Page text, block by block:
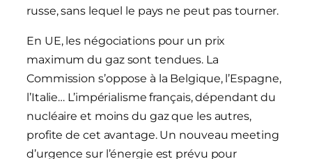
russe, sans lequel le pays ne peut pas tourner.
En UE, les négociations pour un prix
maximum du gaz sont tendues. La
Commission s’oppose à la Belgique, l’Espagne,
l’Italie… L’impérialisme français, dépendant du
nucléaire et moins du gaz que les autres,
profite de cet avantage. Un nouveau meeting
d’urgence sur l’énergie est prévu pour